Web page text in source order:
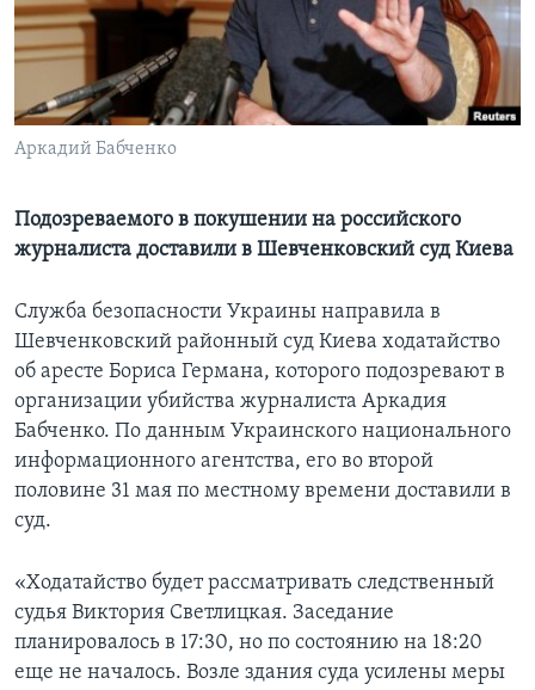
Learning English
СОЦИАЛЬНЫЕ СЕТИ
Языки
Аркадий Бабченко
Подозреваемого в покушении на российского
журналиста доставили в Шевченковский суд Киева
Служба безопасности Украины направила в
Шевченковский районный суд Киева ходатайство
об аресте Бориса Германа, которого подозревают в
организации убийства журналиста Аркадия
Бабченко. По данным Украинского национального
информационного агентства, его во второй
половине 31 мая по местному времени доставили в
суд.
«Ходатайство будет рассматривать следственный
судья Виктория Светлицкая. Заседание
планировалось в 17:30, но по состоянию на 18:20
еще не началось. Возле здания суда усилены меры